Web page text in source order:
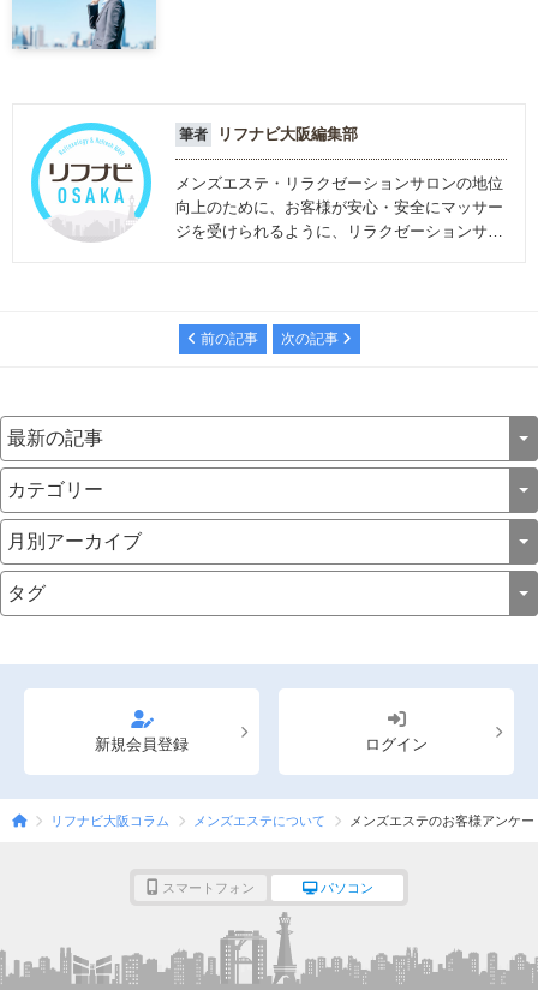
筆者 リフナビ大阪編集部
メンズエステ・リラクゼーションサロンの地位
向上のために、お客様が安心・安全にマッサー
ジを受けられるように、リラクゼーションサロ
前の記事 次の記事
新規会員登録 ログイン
リフナビ大阪コラム メンズエステについて メンズエステのお客様アンケ
スマートフォン パソコン